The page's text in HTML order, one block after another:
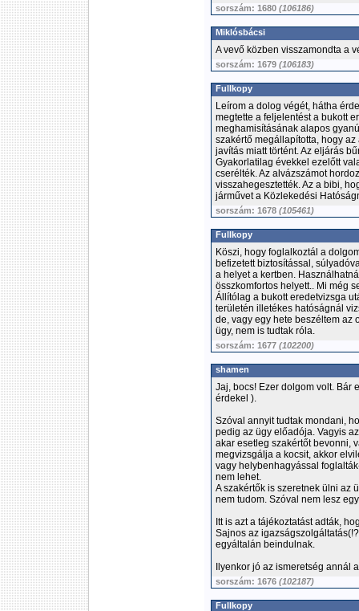
sorszám: 1680 (106186)
Miklósbácsi
A vevő közben visszamondta a
sorszám: 1679 (106183)
Fullkopy
Leírom a dolog végét, hátha
megtette a feljelentést a bukott
meghamisításának alapos
szakértő megállapította, hogy
javítás miatt történt. Az eljárás
Gyakorlatilag évekkel ezelőtt
cserélték. Az alvázszámot
visszahegesztették. Az a bibi,
járművet a Közlekedési
sorszám: 1678 (105461)
Fullkopy
Köszi, hogy foglalkoztál a
befizetett biztosítással,
a helyet a kertben.
összkomfortos helyett.. Mi még
Állítólag a bukott eredetvizsga
területén illetékes hatóságnál
de, vagy egy hete beszéltem az
ügy, nem is tudtak róla.
sorszám: 1677 (102200)
shamen
Jaj, bocs! Ezer dolgom volt. Bár
érdekel ).
Szóval annyit tudtak mondani,
pedig az ügy előadója. Vagyis
akar esetleg szakértőt bevonni,
megvizsgálja a kocsit, akkor
vagy helybenhagyással
nem lehet.
A szakértők is szeretnek ülni az
nem tudom. Szóval nem lesz
Itt is azt a tájékoztatást adták,
Sajnos az
egyáltalán beindulnak.
Ilyenkor jó az ismeretség annál
sorszám: 1676 (102187)
Fullkopy